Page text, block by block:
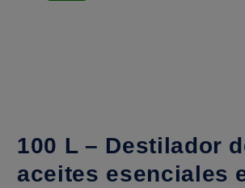
100 L – Destilador
aceites esenciales